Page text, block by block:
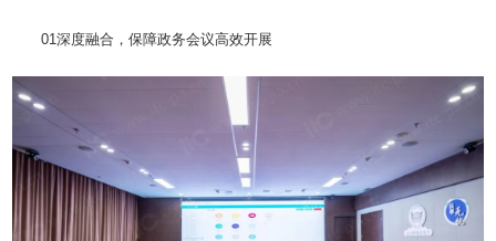
01深度融合，保障政务会议高效开展